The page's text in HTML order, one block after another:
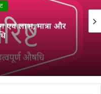
एवं लाभ, मात्रा और